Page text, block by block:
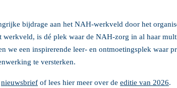
bijdrage aan het NAH‑werkveld door het
werkveld, is dé plek waar de NAH‑zorg in al haar
we een inspirerende leer- en ontmoetingsplek waar
te versterken.
nieuwsbrief of lees hier meer over de editie van 2026.